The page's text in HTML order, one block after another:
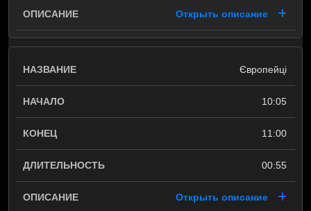
Открыть описание
Європейці
10:05
11:00
00:55
Открыть описание